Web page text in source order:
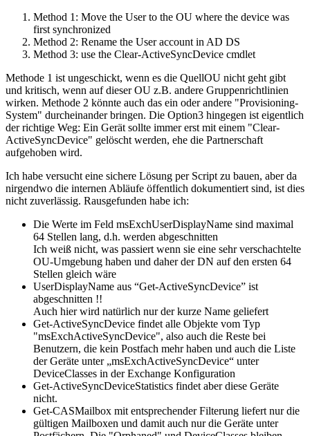
Method 1: Move the User to the OU where the device was
first synchronized
Method 2: Rename the User account in AD DS
Method 3: use the Clear-ActiveSyncDevice cmdlet
Methode 1 ist ungeschickt, wenn es die QuellOU nicht geht gibt
und kritisch, wenn auf dieser OU z.B. andere Gruppenrichtlinien
wirken. Methode 2 könnte auch das ein oder andere "Provisioning-
System" durcheinander bringen. Die Option3 hingegen ist eigentlich
der richtige Weg: Ein Gerät sollte immer erst mit einem "Clear-
ActiveSyncDevice" gelöscht werden, ehe die Partnerschaft
aufgehoben wird.
Ich habe versucht eine sichere Lösung per Script zu bauen, aber da
nirgendwo die internen Abläufe öffentlich dokumentiert sind, ist dies
nicht zuverlässig. Rausgefunden habe ich:
Die Werte im Feld msExchUserDisplayName sind maximal
64 Stellen lang, d.h. werden abgeschnitten
Ich weiß nicht, was passiert wenn sie eine sehr verschachtelte
OU-Umgebung haben und daher der DN auf den ersten 64
Stellen gleich wäre
UserDisplayName aus “Get-ActiveSyncDevice” ist
abgeschnitten !!
Auch hier wird natürlich nur der kurze Name geliefert
Get-ActiveSyncDevice findet alle Objekte vom Typ
"msExchActiveSyncDevice", also auch die Reste bei
Benutzern, die kein Postfach mehr haben und auch die Liste
der Geräte unter „msExchActiveSyncDevice“ unter
DeviceClasses in der Exchange Konfiguration
Get-ActiveSyncDeviceStatistics findet aber diese Geräte
nicht.
Get-CASMailbox mit entsprechender Filterung liefert nur die
gültigen Mailboxen und damit auch nur die Geräte unter